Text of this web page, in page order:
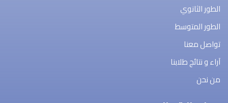
الطور الثانوي
الطور المتوسط
تواصل معنا
آراء و نتائج طلابنا
من نحن